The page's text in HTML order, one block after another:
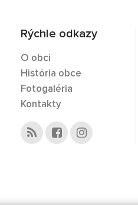
Rýchle odkazy
O obci
História obce
Fotogaléria
Kontakty